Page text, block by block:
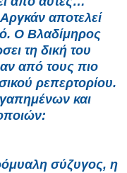
αποτελεί
Ο Βλαδίμηρος
τη δική του
από τους πιο
ρεπερτορίου.
και
σύζυγος, η